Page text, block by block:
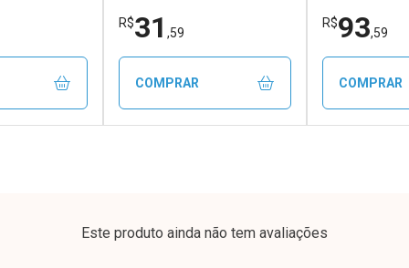
R$31 ,59
COMPRAR
R$93,59
COMPRAR
Este produto ainda não tem avaliações